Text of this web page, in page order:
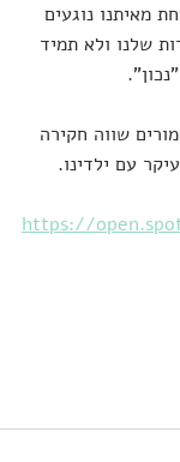
מאיתנו נוגעים
שלנו ולא תמיד
שווה חקירה
עם ילדינו.
https://